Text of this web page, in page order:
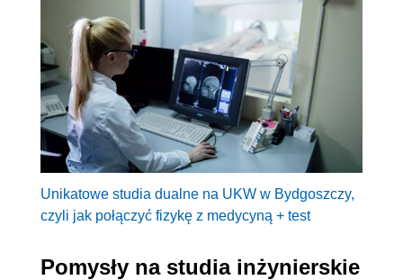
Unikatowe studia dualne na UKW w Bydgoszczy,
czyli jak połączyć fizykę z medycyną + test
Pomysły na studia inżynierskie